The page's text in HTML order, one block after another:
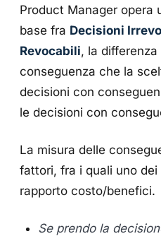
Product Manager opera
base fra Decisioni
Revocabili, la
conseguenza che la
decisioni con
le decisioni con
La misura delle
fattori, fra i quali uno
rapporto costo/benefici.
Se prendo la